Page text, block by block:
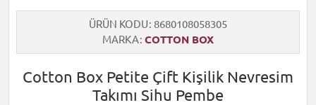
ÜRÜN KODU 8680108058305
MARKA COTTON BOX
Cotton Box Petite Çift Kişilik Nevresim
Takımı Sihu Pembe